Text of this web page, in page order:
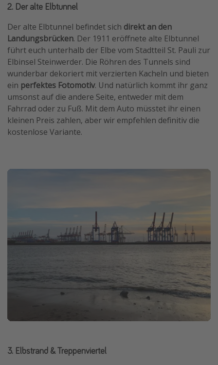
2. Der alte Elbtunnel
Der alte Elbtunnel befindet sich direkt an den
Landungsbrücken. Der 1911 eröffnete alte Elbtunnel
führt euch unterhalb der Elbe vom Stadtteil St. Pauli zur
Elbinsel Steinwerder. Die Röhren des Tunnels sind
wunderbar dekoriert mit verzierten Kacheln und bieten
ein perfektes Fotomotiv. Und natürlich kommt ihr ganz
umsonst auf die andere Seite, entweder mit dem
Fahrrad oder zu Fuß. Mit dem Auto müsstet ihr einen
kleinen Preis zahlen, aber wir empfehlen definitiv die
kostenlose Variante.
3. Elbstrand & Treppenviertel